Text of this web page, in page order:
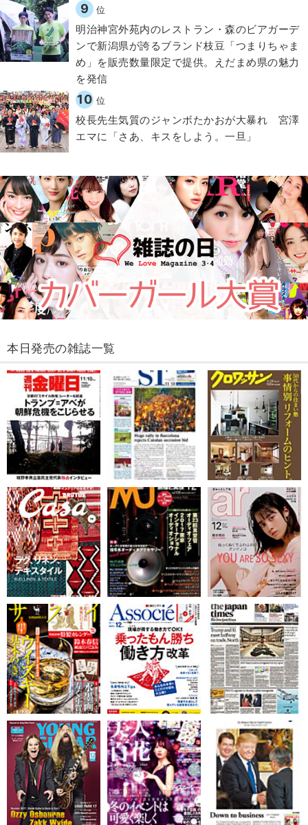
9 位
明治神宮外苑内のレストラン・森のビアガーデ
ンで新潟県が誇るブランド枝豆「つまりちゃま
め」を販売数量限定で提供。えだまめ県の魅力
を発信
10 位
校長先生気質のジャンボたかおが大暴れ 宮澤
エマに「さあ、キスをしよう。一旦」
本日発売の雑誌一覧